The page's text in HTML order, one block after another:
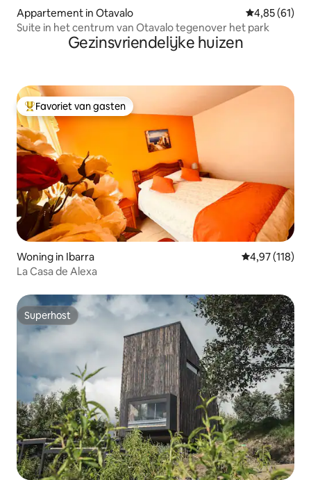
Appartement in Otavalo Gemiddelde
4,85 (61)
Suite in het centrum van Otavalo tegenover het park
Gezinsvriendelijke huizen
Topfavoriet van gasten
Favoriet van gasten
Woning in Ibarra Gemiddelde
4,97 (118)
La Casa de Alexa
Superhost
Superhost